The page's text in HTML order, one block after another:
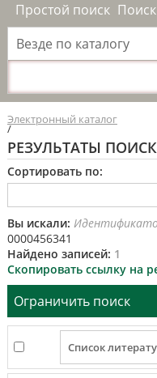
Простой поиск
Везде по каталогу
Электронный каталог
/
РЕЗУЛЬТАТЫ
Сортировать по:
Вы искали:
0000456341
Найдено записей: 1
Скопировать ссылку на
Ограничить поиск